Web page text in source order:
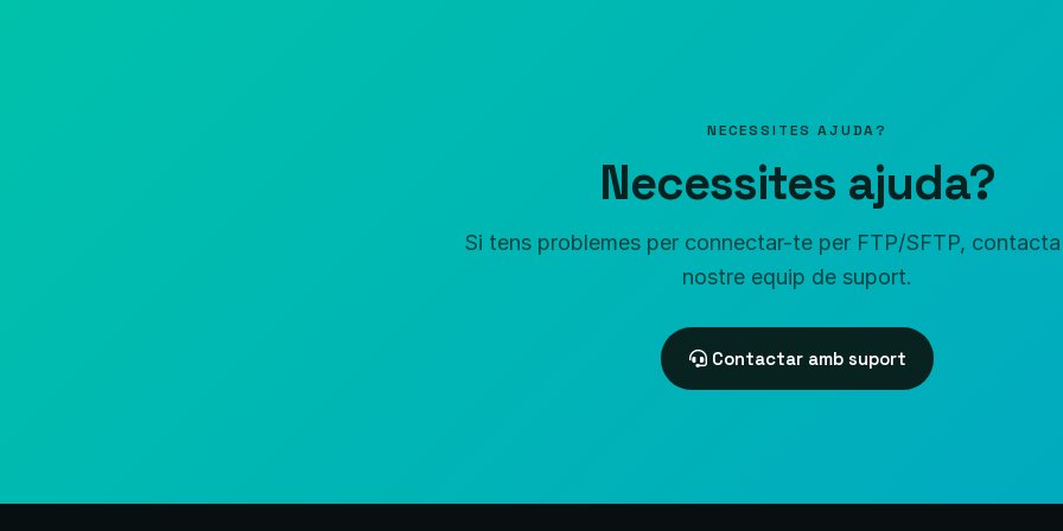
NECESSITES AJUDA?
Necessites ajuda?
Si tens problemes per connectar-te per FTP/SFTP,
nostre equip de suport.
Contactar amb suport